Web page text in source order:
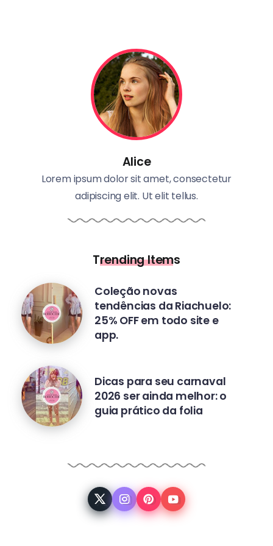
Alice
Lorem ipsum dolor sit amet, consectetur
adipiscing elit. Ut elit tellus.
Trending Items
Coleção novas
tendências da Riachuelo:
25% OFF em todo site e
app.
Dicas para seu carnaval
2026 ser ainda melhor: o
guia prático da folia